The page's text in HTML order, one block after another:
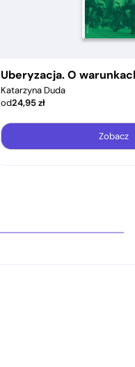
Uberyzacja. O
Katarzyna Duda
od24,95zł
Zobacz